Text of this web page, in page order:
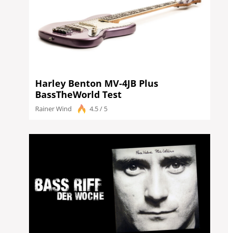
Harley Benton MV-4JB Plus
BassTheWorld Test
Rainer Wind 4.5 / 5